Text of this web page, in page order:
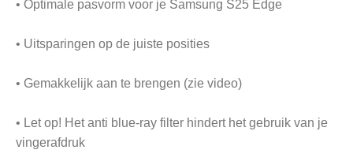
• Optimale pasvorm voor je Samsung S25 Edge
• Uitsparingen op de juiste posities
• Gemakkelijk aan te brengen (zie video)
• Let op! Het anti blue-ray filter hindert het gebruik van je
vingerafdruk